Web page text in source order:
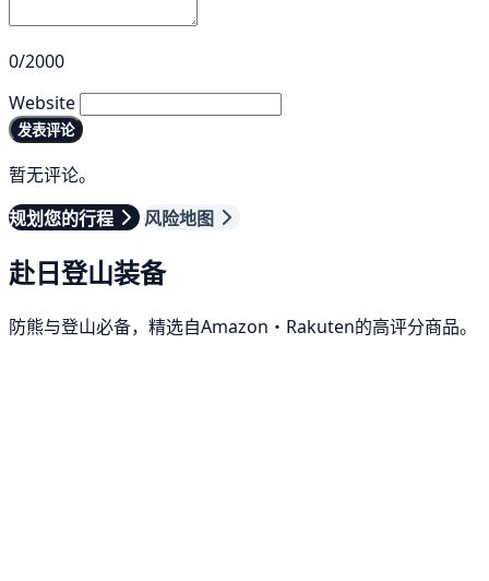
0/2000
Website
发表评论
暂无评论。
规划您的行程
风险地图
赴日登山装备
防熊与登山必备，精选自Amazon・Rakuten的高评分商品。